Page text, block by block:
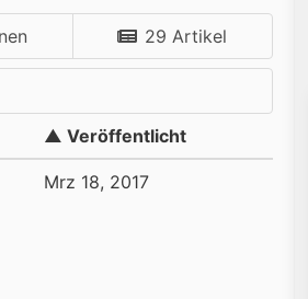
29 Artikel
▲ Veröffentlicht
Mrz 18, 2017